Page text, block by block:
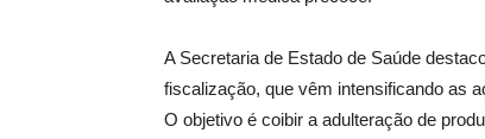
A Secretaria de Estado de Saúde
fiscalização, que vêm intensificando as
O objetivo é coibir a adulteração de